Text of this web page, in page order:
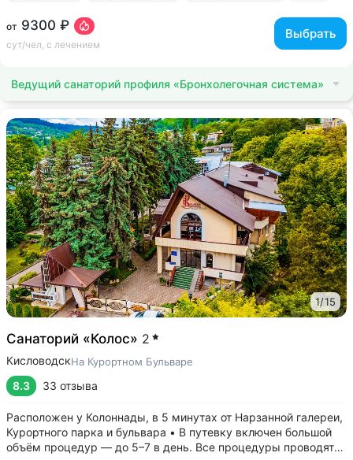
от 9300 ₽
сут/чел, с лечением
Выбрать
Ведущий санаторий профиля «Бронхолегочная система»
1/15
Санаторий «Колос» 2
КисловодскНа Курортном Бульваре
8.3 33 отзыва
Расположен у Колоннады, в 5 минутах от Нарзанной галереи,
Курортного парка и бульвара • В путевку включен большой
объём процедур — до 5–7 в день. Все процедуры проводятся